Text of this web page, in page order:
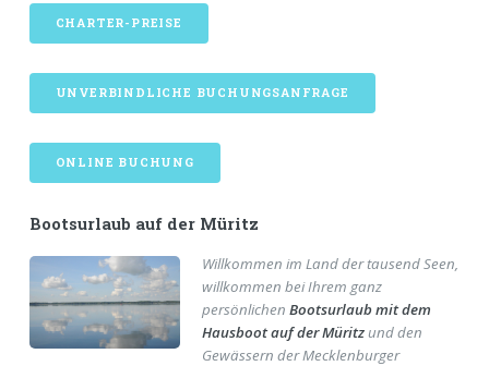
CHARTER-PREISE
UNVERBINDLICHE BUCHUNGSANFRAGE
ONLINE BUCHUNG
Bootsurlaub auf der Müritz
Willkommen im Land der tausend Seen,
willkommen bei Ihrem ganz
persönlichen Bootsurlaub mit dem
Hausboot auf der Müritzund den
Gewässern der Mecklenburger